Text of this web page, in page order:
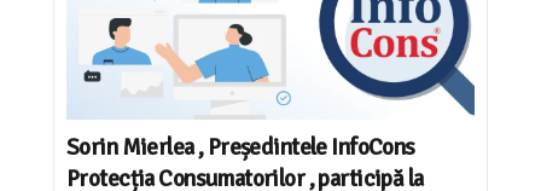
Sorin Mierlea , Președintele InfoCons
Protecția Consumatorilor , participă la